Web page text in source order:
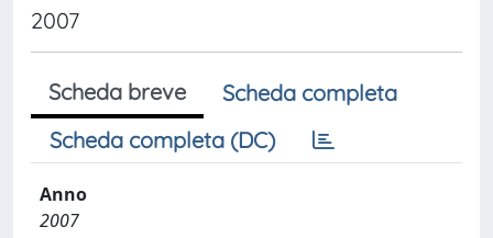
2007
Scheda breve
Scheda completa
Scheda completa (DC)
Anno
2007